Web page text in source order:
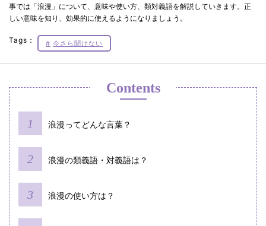
事では「浪漫」について、意味や使い方、類対義語を解説していきます。正
しい意味を知り、効果的に使えるようになりましょう。
Tags： 今さら聞けない
Contents
浪漫ってどんな言葉？
浪漫の類義語・対義語は？
浪漫の使い方は？